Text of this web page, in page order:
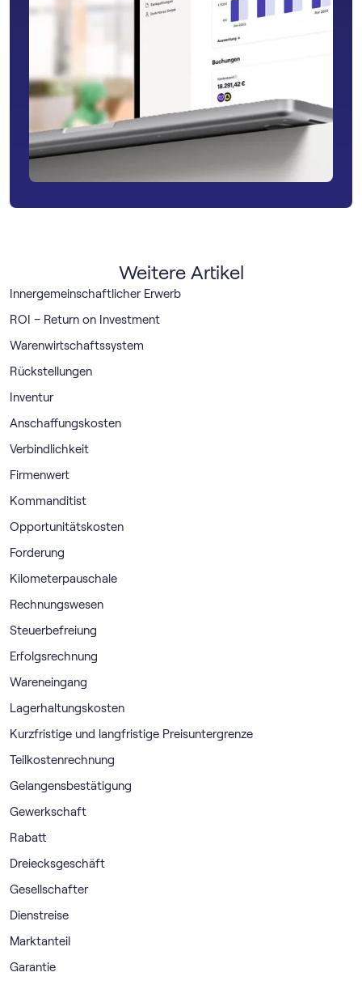
Weitere Artikel
Innergemeinschaftlicher Erwerb
ROI – Return on Investment
Warenwirtschaftssystem
Rückstellungen
Inventur
Anschaffungskosten
Verbindlichkeit
Firmenwert
Kommanditist
Opportunitätskosten
Forderung
Kilometerpauschale
Rechnungswesen
Steuerbefreiung
Erfolgsrechnung
Wareneingang
Lagerhaltungskosten
Kurzfristige und langfristige Preisuntergrenze
Teilkostenrechnung
Gelangensbestätigung
Gewerkschaft
Rabatt
Dreiecksgeschäft
Gesellschafter
Dienstreise
Marktanteil
Garantie